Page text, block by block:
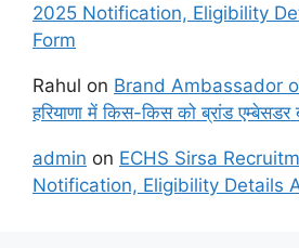
2025 Notification, Eligibility
Form
Rahul on Brand Ambassador
हरियाणा में किस-किस को ब्रांड एम्बेसडर
admin on ECHS Sirsa
Notification, Eligibility Details